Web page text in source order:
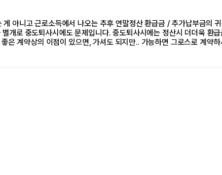
아니고 근로소득에서 나오는 추후 연말정산 환급금 / 추가납부금의
개로 중도퇴사시에도 문제입니다. 중도퇴사시에는 정산시 더더욱 환
은 계약상의 이점이 있으면, 가셔도 되지만.. 가능하면 그로스로 계약